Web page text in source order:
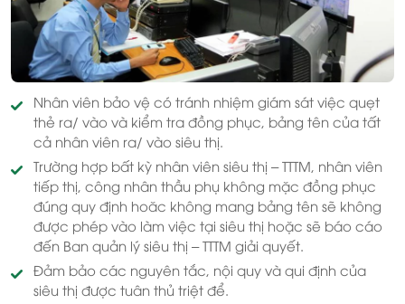
Nhân viên bảo vệ có tránh nhiệm giám sát việc quẹt
thẻ ra/ vào và kiểm tra đồng phục, bảng tên của tất
cả nhân viên ra/ vào siêu thị.
Trường hợp bất kỳ nhân viên siêu thị – TTTM, nhân viên
tiếp thị, công nhân thầu phụ không mặc đồng phục
đúng quy định hoăc không mang bảng tên sẽ không
được phép vào làm việc tại siêu thị hoặc sẽ báo cáo
đến Ban quản lý siêu thị – TTTM giải quyết.
Đảm bảo các nguyên tắc, nội quy và qui định của
siêu thị được tuân thủ triệt để.